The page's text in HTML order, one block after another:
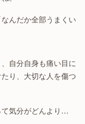
んだか全部うまくい
自分自身も痛い目に
り、大切な人を傷つ
て気分がどんより…